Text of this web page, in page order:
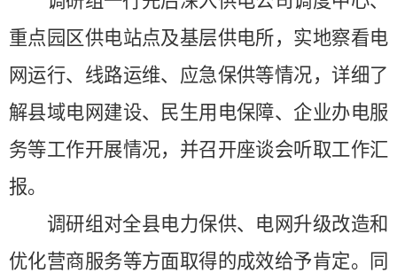
重点园区供电站点及基层供电所，实地察看电
网运行、线路运维、应急保供等情况，详细了
解县域电网建设、民生用电保障、企业办电服
务等工作开展情况，并召开座谈会听取工作汇
报。
调研组对全县电力保供、电网升级改造和
优化营商服务等方面取得的成效给予肯定。同